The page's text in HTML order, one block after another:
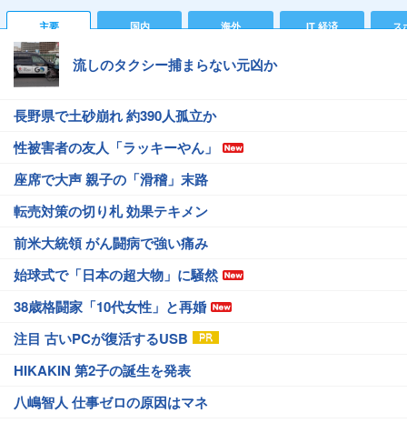
主要 国内 海外 IT 経済 ス
流しのタクシー捕まらない元凶か
長野県で土砂崩れ 約390人孤立か
性被害者の友人「ラッキーやん」
座席で大声 親子の「滑稽」末路
転売対策の切り札 効果テキメン
前米大統領 がん闘病で強い痛み
始球式で「日本の超大物」に騒然
38歳格闘家「10代女性」と再婚
注目 古いPCが復活するUSB
HIKAKIN 第2子の誕生を発表
八嶋智人 仕事ゼロの原因はマネ